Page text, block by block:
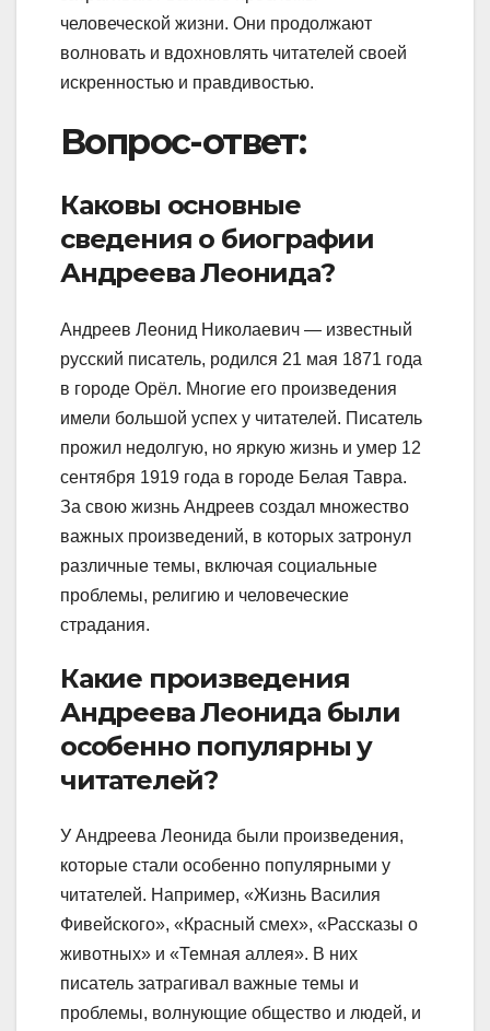
человеческой жизни. Они продолжают
волновать и вдохновлять читателей своей
искренностью и правдивостью.
Вопрос-ответ:
Каковы основные
сведения о биографии
Андреева Леонида?
Андреев Леонид Николаевич — известный
русский писатель, родился 21 мая 1871 года
в городе Орёл. Многие его произведения
имели большой успех у читателей. Писатель
прожил недолгую, но яркую жизнь и умер 12
сентября 1919 года в городе Белая Тавра.
За свою жизнь Андреев создал множество
важных произведений, в которых затронул
различные темы, включая социальные
проблемы, религию и человеческие
страдания.
Какие произведения
Андреева Леонида были
особенно популярны у
читателей?
У Андреева Леонида были произведения,
которые стали особенно популярными у
читателей. Например, «Жизнь Василия
Фивейского», «Красный смех», «Рассказы о
животных» и «Темная аллея». В них
писатель затрагивал важные темы и
проблемы, волнующие общество и людей, и